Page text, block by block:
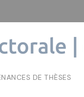
|
DE THÈSES